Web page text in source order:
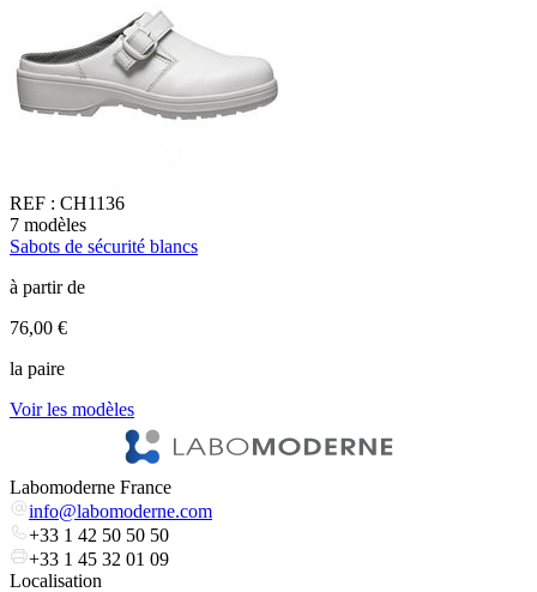
REF : CH1136
7 modèles
Sabots de sécurité blancs
à partir de
76,00 €
la paire
Voir les modèles
Labomoderne France
info@labomoderne.com
+33 1 42 50 50 50
+33 1 45 32 01 09
Localisation